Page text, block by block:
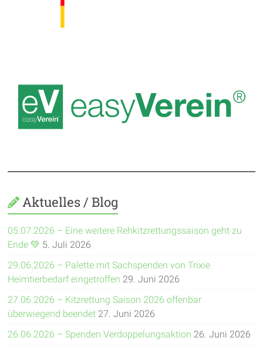
Aktuelles / Blog
05.07.2026 – Eine weitere Rehkitzrettungssaison geht zu
Ende 💚 5. Juli 2026
29.06.2026 – Palette mit Sachspenden von Trixie
Heimtierbedarf eingetroffen 29. Juni 2026
27.06.2026 – Kitzrettung Saison 2026 offenbar
überwiegend beendet 27. Juni 2026
26.06.2026 – Spenden Verdoppelungsaktion 26. Juni 2026